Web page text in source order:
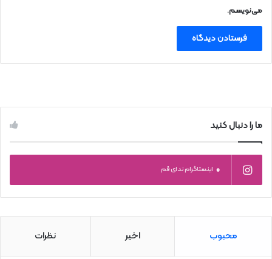
می‌نویسم.
ما را دنبال کنید
0 اینستاگرام ندای قم
محبوب اخیر نظرات